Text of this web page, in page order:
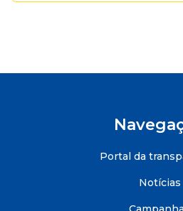
Portal da
Notícias